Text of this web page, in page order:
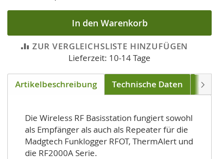
In den Warenkorb
ZUR VERGLEICHSLISTE HINZUFÜGEN
Lieferzeit: 10-14 Tage
Artikelbeschreibung Technische Daten
Die Wireless RF Basisstation fungiert sowohl
als Empfänger als auch als Repeater für die
Madgtech Funklogger RFOT, ThermAlert und
die RF2000A Serie.